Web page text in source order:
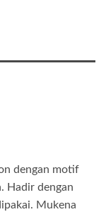
dengan motif
Hadir dengan
Mukena